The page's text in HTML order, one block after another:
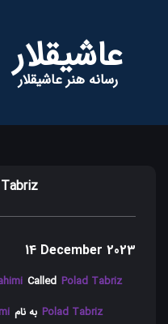
عاشیقلار
رسانه هنر عاشیقلار
14 December 2023
Called Polad Tabriz
به نام Polad Tabriz